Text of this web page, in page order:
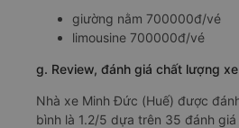
giường nằm 700000đ/vé
limousine 700000đ/vé
g. Review, đánh giá chất lượng
Nhà xe Minh Đức (Huế) được
bình là 1.2/5 dựa trên 35 đánh